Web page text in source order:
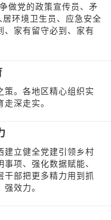
做党的政策宣传员、矛
居环境卫生员、应急安全
、家有留守必到、家有
策。各地区精心组织实
深走实。
建立健全党建引领乡村
项、强化数据赋能、
干部把更多精力用到抓
效力。